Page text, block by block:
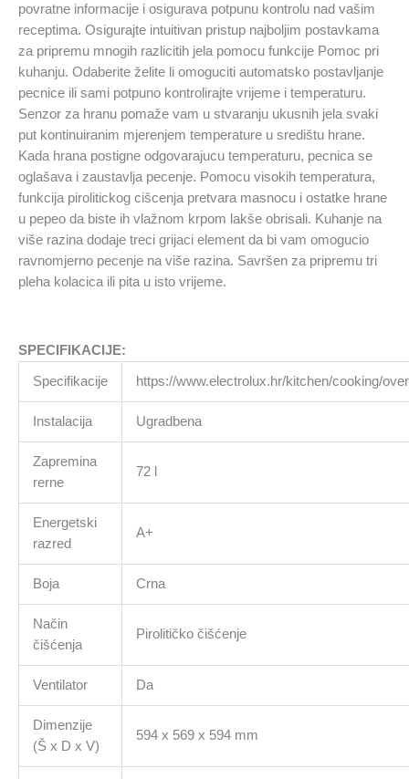
povratne informacije i osigurava potpunu kontrolu nad vašim
receptima. Osigurajte intuitivan pristup najboljim postavkama
za pripremu mnogih razlicitih jela pomocu funkcije Pomoc pri
kuhanju. Odaberite želite li omoguciti automatsko postavljanje
pecnice ili sami potpuno kontrolirajte vrijeme i temperaturu.
Senzor za hranu pomaže vam u stvaranju ukusnih jela svaki
put kontinuiranim mjerenjem temperature u središtu hrane.
Kada hrana postigne odgovarajucu temperaturu, pecnica se
oglašava i zaustavlja pecenje. Pomocu visokih temperatura,
funkcija pirolitickog cišcenja pretvara masnocu i ostatke hrane
u pepeo da biste ih vlažnom krpom lakše obrisali. Kuhanje na
više razina dodaje treci grijaci element da bi vam omogucio
ravnomjerno pecenje na više razina. Savršen za pripremu tri
pleha kolacica ili pita u isto vrijeme.
SPECIFIKACIJE:
Specifikacije https://www.electrolux.hr/kitchen/cooking/
Instalacija Ugradbena
Zapremina
rerne
72 l
Energetski
razred
A+
Boja Crna
Način
čišćenja
Pirolitičko čišćenje
Ventilator Da
Dimenzije
(Š x D x V)
594 x 569 x 594 mm